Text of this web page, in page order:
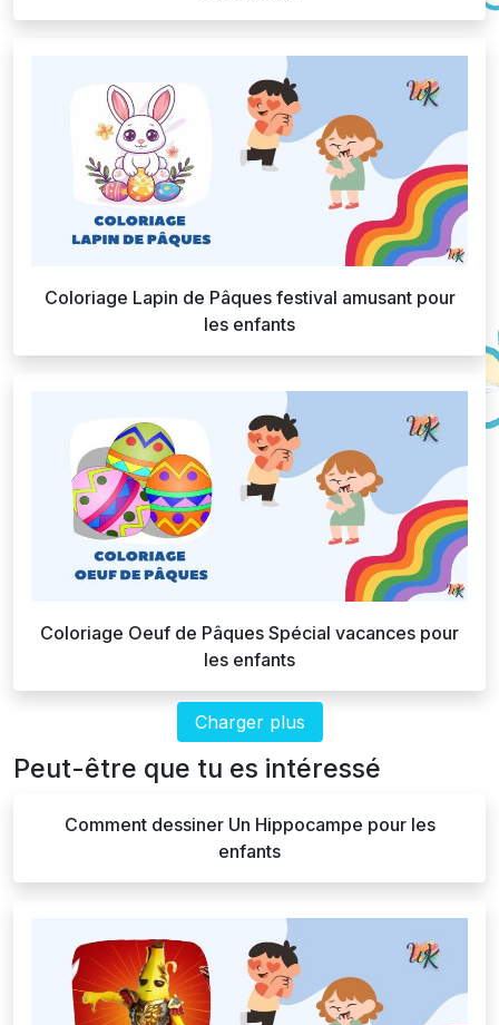
Coloriage Lapin de Pâques festival amusant pour
les enfants
Coloriage Oeuf de Pâques Spécial vacances pour
les enfants
Charger plus
Peut-être que tu es intéressé
Comment dessiner Un Hippocampe pour les
enfants